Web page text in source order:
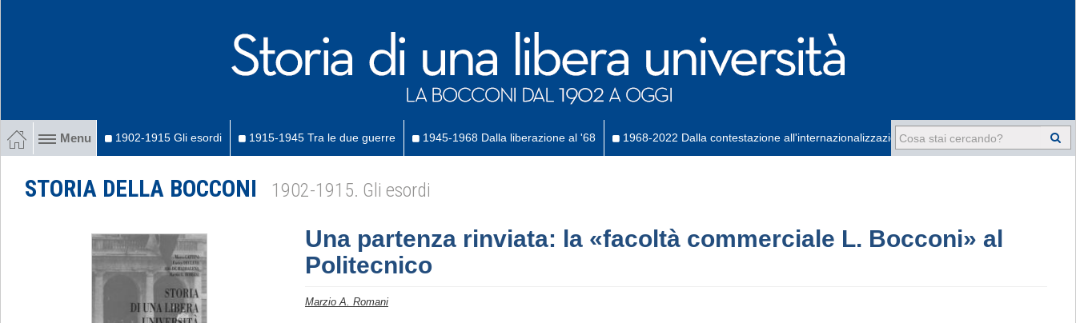
Menu 1902-1915 Gli esordi 1915-1945 Tra le due guerre 1945-1968 Dalla liberazione al '68 1968-2022 Dalla contestazione all'internazionalizzazione -
STORIA DELLA BOCCONI 1902-1915. Gli esordi
Una partenza rinviata: la «facoltà commerciale L. Bocconi» al
Politecnico
Marzio A. Romani